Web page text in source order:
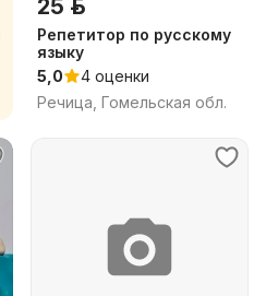
25 р.
Репетитор по русскому
языку
5,0
4 оценки
Речица, Гомельская обл.